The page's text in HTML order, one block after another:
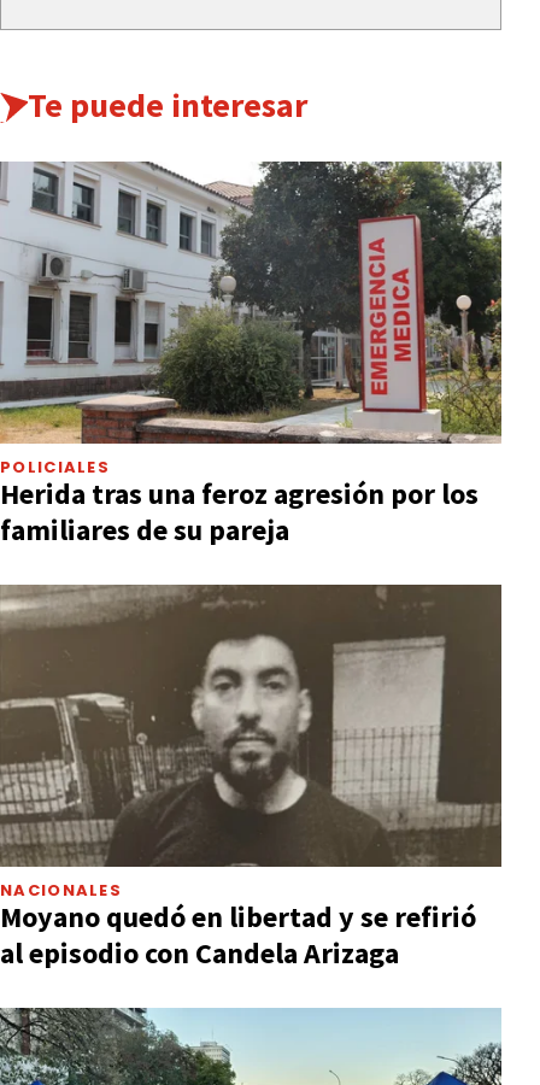
Te puede interesar
POLICIALES
Herida tras una feroz agresión por los
familiares de su pareja
NACIONALES
Moyano quedó en libertad y se refirió
al episodio con Candela Arizaga